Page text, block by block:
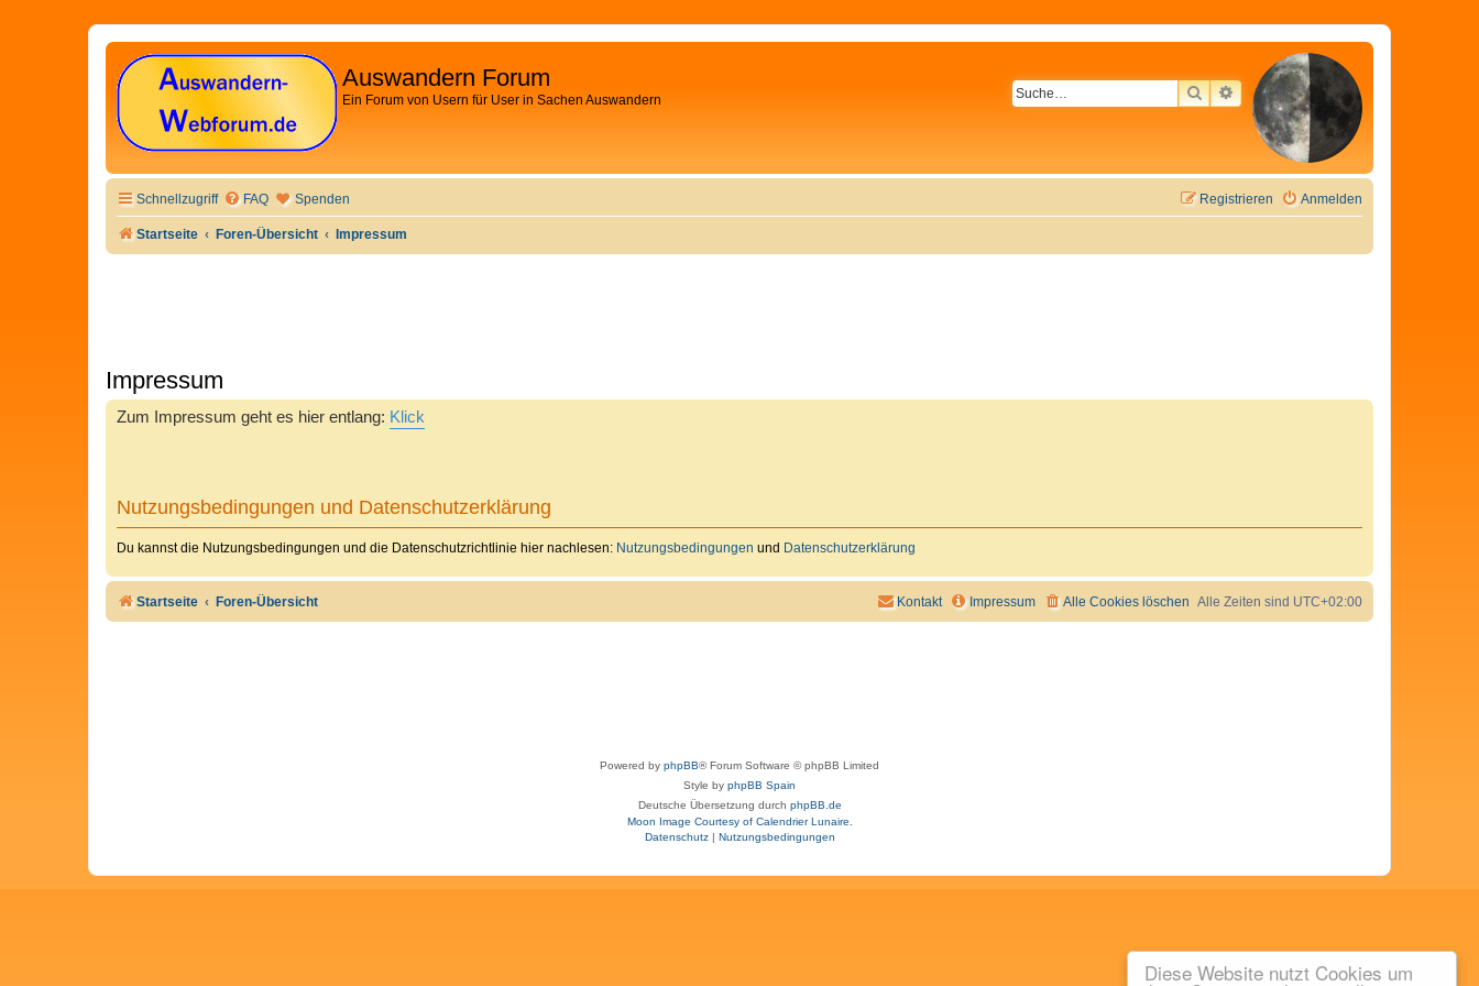
Diese Website nutzt Cookies um
Auswandern Forum
Ein Forum von Usern für User in Sachen Auswandern SUCHEERWEITERTE SUCHE
Schnellzugriff FAQ Spenden Anmelden
Registrieren
Startseite Foren-Übersicht Impressum
Impressum
Zum Impressum geht es hier entlang: Klick
Nutzungsbedingungen und Datenschutzerklärung
Du kannst die Nutzungsbedingungen und die Datenschutzrichtlinie hier nachlesen: Nutzungsbedingungen und Datenschutzerklärung
Startseite Foren-Übersicht Alle Zeiten sind UTC+02:00
Alle Cookies löschen
Impressum
Kontakt
Powered by phpBB® Forum Software © phpBB Limited
Style by phpBB Spain
Deutsche Übersetzung durch phpBB.de
Moon Image Courtesy of Calendrier Lunaire.
Datenschutz| Nutzungsbedingungen